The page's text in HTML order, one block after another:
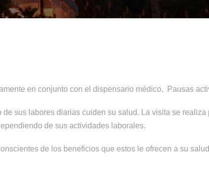
en conjunto con el dispensario médico, Pausas
sus labores diarias cuiden su salud. La visita se realiza
de sus actividades laborales.
de los beneficios que estos le ofrecen a su